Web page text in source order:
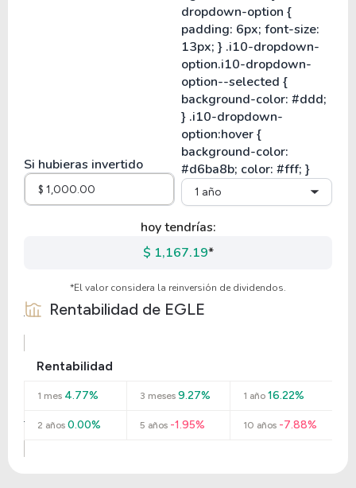
Si hubieras invertido
1 año
hoy tendrías:
$ 1,167.19*
*El valor considera la reinversión de dividendos.
Rentabilidad de EGLE
Rentabilidad
1 mes 4.77% 3 meses 9.27% 1 año16.22%
2 años 0.00% 5 años -1.95% 10 años-7.88%